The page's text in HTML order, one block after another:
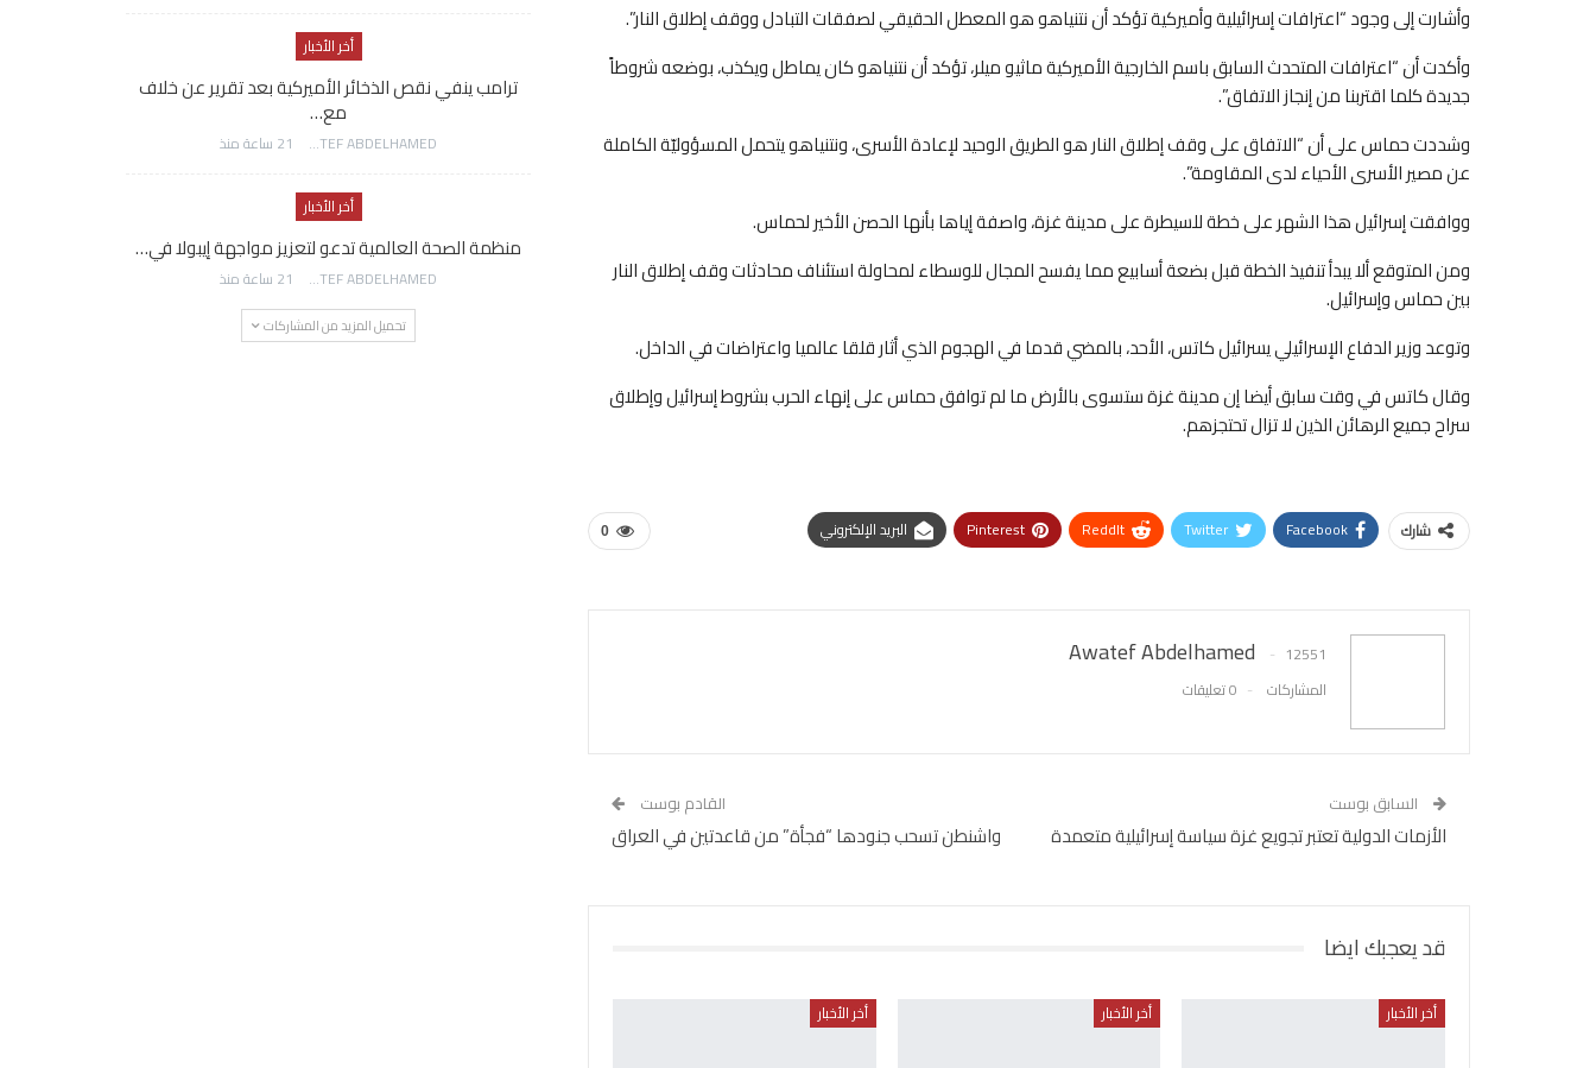
وأشارت إلى وجود “اعترافات إسرائيلية وأميركية تؤكد أن نتنياهو هو المعطل الحقيقي لصفقات التبادل ووقف إطلاق النار”.
وأكدت أن “اعترافات المتحدث السابق باسم الخارجية الأميركية ماثيو ميلر، تؤكد أن نتنياهو كان يماطل ويكذب، بوضعه شروطاً
جديدة كلما اقتربنا من إنجاز الاتفاق”.
وشددت حماس على أن “الاتفاق على وقف إطلاق النار هو الطريق الوحيد لإعادة الأسرى، ونتنياهو يتحمل المسؤوليّة الكاملة
عن مصير الأسرى الأحياء لدى المقاومة”.
ووافقت إسرائيل هذا الشهر على خطة للسيطرة على مدينة غزة، واصفة إياها بأنها الحصن الأخير لحماس.
ومن المتوقع ألا يبدأ تنفيذ الخطة قبل بضعة أسابيع مما يفسح المجال للوسطاء لمحاولة استئناف محادثات وقف إطلاق النار
بين حماس وإسرائيل.
وتوعد وزير الدفاع الإسرائيلي يسرائيل كاتس، الأحد، بالمضي قدما في الهجوم الذي أثار قلقا عالميا واعتراضات في الداخل.
وقال كاتس في وقت سابق أيضا إن مدينة غزة ستسوى بالأرض ما لم توافق حماس على إنهاء الحرب بشروط إسرائيل وإطلاق
سراح جميع الرهائن الذين لا تزال تحتجزهم.
0 شارك Facebook
Twitter
ReddIt
Pinterest البريد الإلكتروني
Awatef Abdelhamed
12551
المشاركات
0 تعليقات
السابق بوست
الأزمات الدولية تعتبر تجويع غزة سياسة إسرائيلية متعمدة
القادم بوست
واشنطن تسحب جنودها “فجأة” من قاعدتين في العراق
قد يعجبك ايضا
أخر الأخبار أخر الأخبار أخر الأخبار
أخر الأخبار
ترامب ينفي نقص الذخائر الأميركية بعد تقرير عن خلاف
مع…
AWATEF ABDELHAMED 21 ساعة منذ
أخر الأخبار
منظمة الصحة العالمية تدعو لتعزيز مواجهة إيبولا في…
AWATEF ABDELHAMED 21 ساعة منذ
تحميل المزيد من المشاركات